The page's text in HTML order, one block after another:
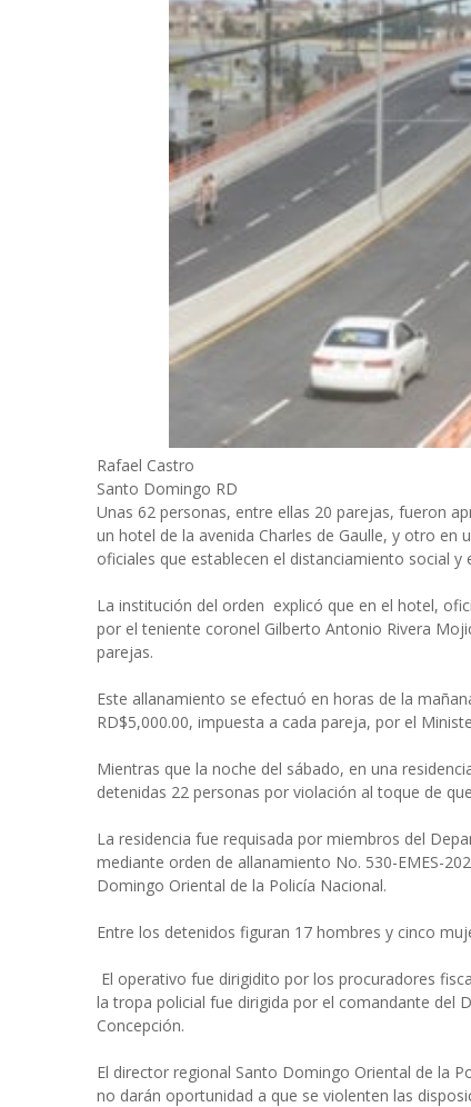
Rafael Castro
Santo Domingo RD
Unas 62 personas, entre ellas 20 parejas, fueron
un hotel de la avenida Charles de Gaulle, y otro en
oficiales que establecen el distanciamiento social y
La institución del orden explicó que en el hotel,
por el teniente coronel Gilberto Antonio Rivera
parejas.
Este allanamiento se efectuó en horas de la
RD$5,000.00, impuesta a cada pareja, por el
Mientras que la noche del sábado, en una
detenidas 22 personas por violación al toque de
La residencia fue requisada por miembros del
mediante orden de allanamiento No. 530-EMES-
Domingo Oriental de la Policía Nacional.
Entre los detenidos figuran 17 hombres y cinco
El operativo fue dirigidito por los procuradores
la tropa policial fue dirigida por el comandante del
Concepción.
El director regional Santo Domingo Oriental de la
no darán oportunidad a que se violenten las